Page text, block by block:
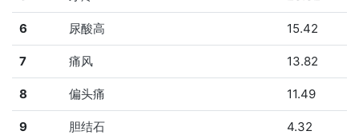
6 尿酸高 15.42
7 痛风 13.82
8 偏头痛 11.49
9 胆结石 4.32